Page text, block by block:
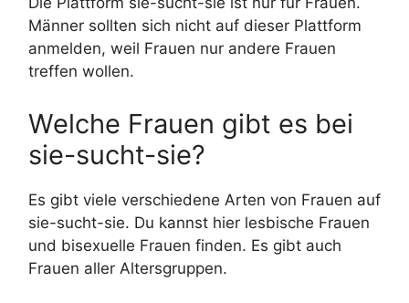
Männer sollten sich nicht auf dieser Plattform
anmelden, weil Frauen nur andere Frauen
treffen wollen.
Welche Frauen gibt es bei
sie-sucht-sie?
Es gibt viele verschiedene Arten von Frauen auf
sie-sucht-sie. Du kannst hier lesbische Frauen
und bisexuelle Frauen finden. Es gibt auch
Frauen aller Altersgruppen.